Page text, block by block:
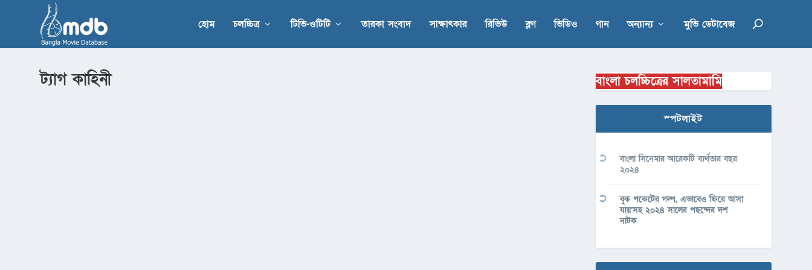
হোম চলচ্চিত্র টিভি-ওটিটি তারকা সংবাদ সাক্ষাৎকার রিভিউ ব্লগ ভিডিও গান অন্যান্য মুভি ডেটাবেজ
ট্যাগকাহিনী বাংলা চলচ্চিত্রের সালতামামি
স্পটলাইট
বাংলা সিনেমার আরেকটি ব্যর্থতার বছর
২০২৪
বুক পকেটের গল্প, এভাবেও ফিরে আসা
যায়’সহ ২০২৪ সালের পছন্দের দশ
নাটক